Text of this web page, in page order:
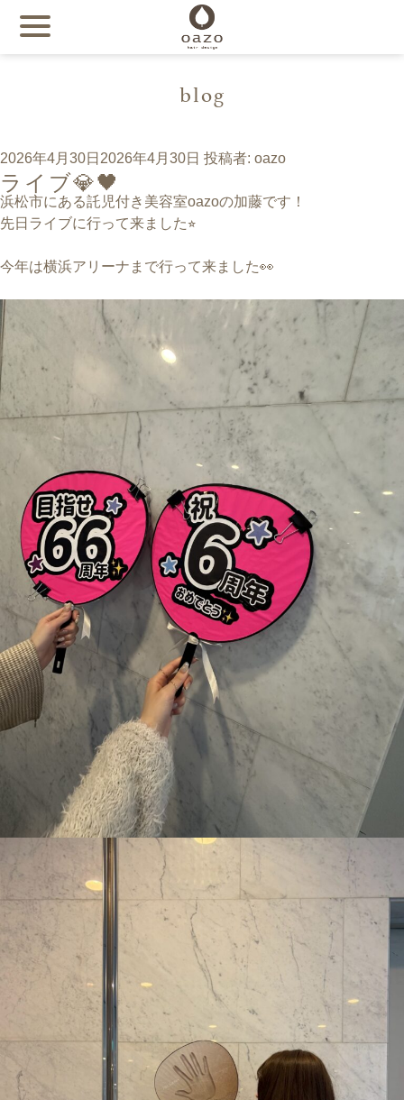
blog
投
稿
日:
2026年4月30日 2026年4月30日 投稿者: oazo
ライブ💎🖤
浜松市にある託児付き美容室oazoの加藤です！
先日ライブに行って来ました⭐︎
今年は横浜アリーナまで行って来ました👀